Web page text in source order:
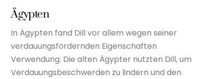
Ägypten
In Ägypten fand Dill vor allem wegen seiner
verdauungsfördernden Eigenschaften
Verwendung. Die alten Ägypter nutzten Dill, um
Verdauungsbeschwerden zu lindern und den